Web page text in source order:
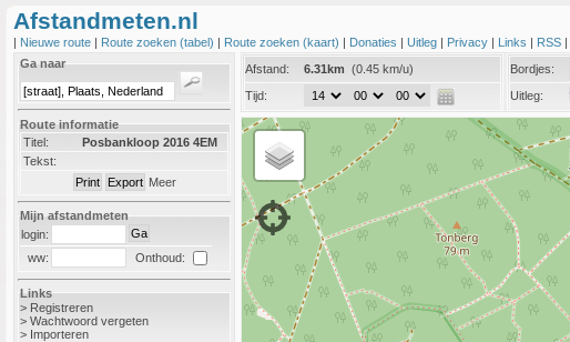
Afstandmeten.nl
| Nieuwe route | Route zoeken (tabel) | Route zoeken (kaart) | Donaties | Uitleg | Privacy | Links | RSS |
Ga naar
Route informatie
Titel:
Posbankloop 2016 4EM
Tekst:
Meer
Mijn afstandmeten
login:
ww:
Onthoud:
Links
> Registreren
> Wachtwoord vergeten
> Importeren
Afstand: 6.31km
(0.45 km/u)
Tijd:
Bordjes:
Uitleg: